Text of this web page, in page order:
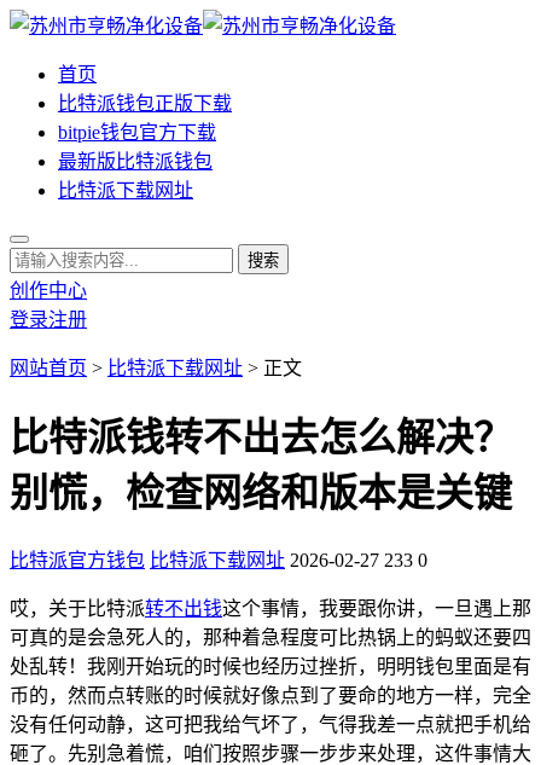
首页
比特派钱包正版下载
bitpie钱包官方下载
最新版比特派钱包
比特派下载网址
创作中心
登录注册
网站首页 > 比特派下载网址 > 正文
比特派钱转不出去怎么解决？
别慌，检查网络和版本是关键
比特派官方钱包 比特派下载网址 2026-02-27 233 0
哎，关于比特派转不出钱这个事情，我要跟你讲，一旦遇上那
可真的是会急死人的，那种着急程度可比热锅上的蚂蚁还要四
处乱转！我刚开始玩的时候也经历过挫折，明明钱包里面是有
币的，然而点转账的时候就好像点到了要命的地方一样，完全
没有任何动静，这可把我给气坏了，气得我差一点就把手机给
砸了。先别急着慌，咱们按照步骤一步步来处理，这件事情大